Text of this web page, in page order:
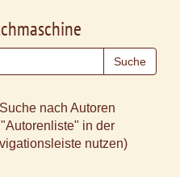
nach Autoren
in der
nutzen)